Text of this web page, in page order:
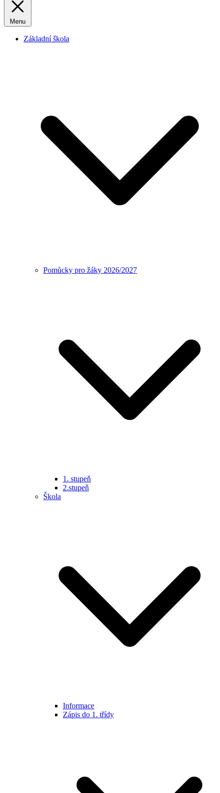
Menu
Základní škola
Pomůcky pro žáky 2026/2027
1. stupeň
2.stupeň
Škola
Informace
Zápis do 1. třídy